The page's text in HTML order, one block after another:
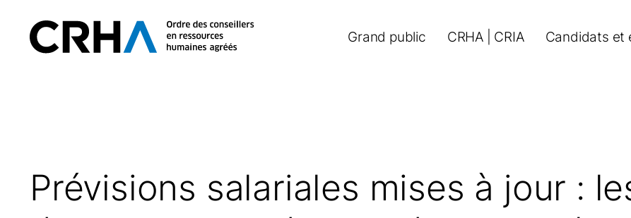
contenu
Retour
à
Grand public CRHA | CRIA Candidats et
Prévisions salariales mises à jour :